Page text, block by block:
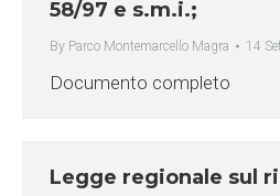
58/97 e s.m.i.;
By Parco Montemarcello Magra 14
Documento completo
Legge regionale sul